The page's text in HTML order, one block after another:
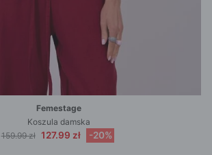
Femestage
Koszula damska
159.99 zł 127.99 zł -20%